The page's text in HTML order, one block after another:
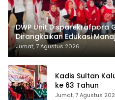
DWP Unit Disparekrafpora
Dirangkaikan Edukasi
Jumat, 7 Agustus 2026
Kadis Sultan
ke 63 Tahun
Jumat, 7 Agustus